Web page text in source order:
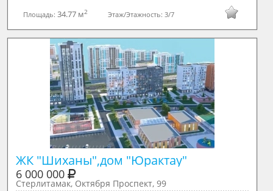
Площадь: 34.77 м2 Этаж/Этажность: 3/7
ЖК "Шиханы",дом "Юрактау"
6 000 000
Стерлитамак, Октября Проспект, 99